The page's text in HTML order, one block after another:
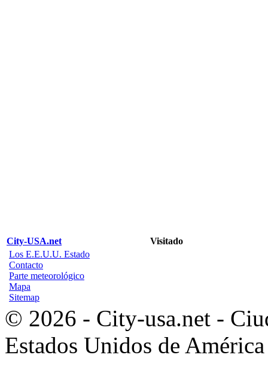
City-USA.net
Visitado
Los E.E.U.U. Estado
Contacto
Parte meteorológico
Mapa
Sitemap
© 2026 - City-usa.net -
Estados Unidos de América